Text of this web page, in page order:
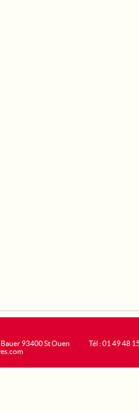
93400 St Ouen
Tél : 01 49 48